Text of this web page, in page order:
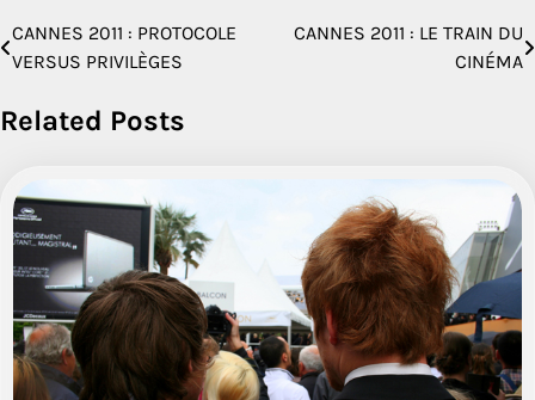
Navigation
l’article
CANNES 2011 : PROTOCOLE
VERSUS PRIVILÈGES
CANNES 2011 : LE TRAIN DU
CINÉMA
Related Posts